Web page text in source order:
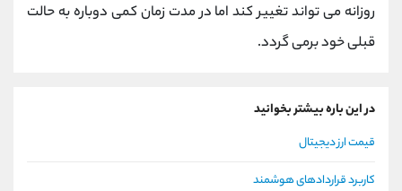
روزانه می تواند تغییر کند اما در مدت زمان کمی دوباره به حالت
قبلی خود برمی گردد.
در این باره بیشتر بخوانید
قیمت ارز دیجیتال
کاربرد قراردادهای هوشمند